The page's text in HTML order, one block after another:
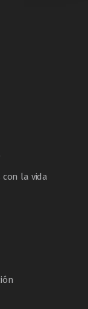
con la vida